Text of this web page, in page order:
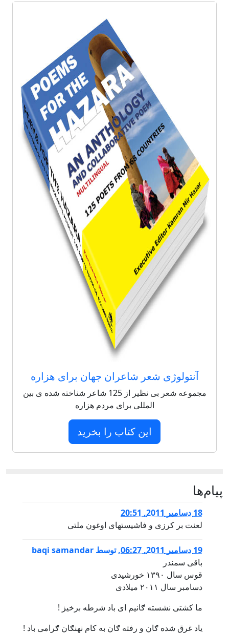
آنتولوژی شعر شاعران جهان برای هزاره
مجموعه شعر بی نظیر از 125 شاعر شناخته شده ی بین
المللی برای مردم هزاره
این کتاب را بخرید
18 دسامبر 2011, 20:51
لعنت بر کرزی و فاشیستهای اوغون ملتی
19 دسامبر 2011, 06:27 ,توسطbaqi samandar
باقی سمندر
قوس سال ۱۳۹۰ خورشیدی
دسامبر سال ۲۰۱۱ میلادی
ما کشتی نشسته ګانیم ای باد شرطه برخیز !
یاد غرق شده ګان و رفته ګان به کام نهنګان ګرامی باد !